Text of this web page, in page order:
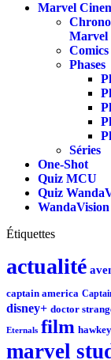
Marvel
Marvel
Comics
Phases
Séries
One-Shot
Quiz MCU
Quiz
WandaVision
Étiquettes
actualité
captain america
disney+ doctor
Eternals film
marvel